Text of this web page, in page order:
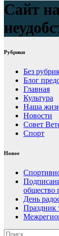
Сайт
Рубрики
Без
Блог
Главная
Культура
Наша
Новости
Совет
Спорт
Новое
общество
День
Праздник